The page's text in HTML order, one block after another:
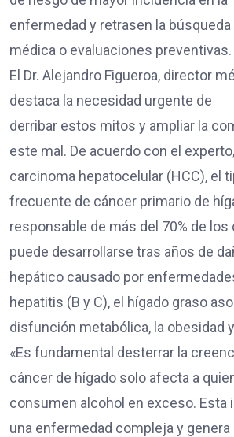
enfermedad y retrasen la
médica o evaluaciones preventivas.
El Dr. Alejandro Figueroa, director
destaca la necesidad urgente de
derribar estos mitos y ampliar la
este mal. De acuerdo con el
carcinoma hepatocelular (HCC), el
frecuente de cáncer primario de
responsable de más del 70% de
puede desarrollarse tras años de
hepático causado por
hepatitis (B y C), el hígado graso
disfunción metabólica, la obesidad
«Es fundamental desterrar la
cáncer de hígado solo afecta a
consumen alcohol en exceso. Esta
una enfermedad compleja y genera